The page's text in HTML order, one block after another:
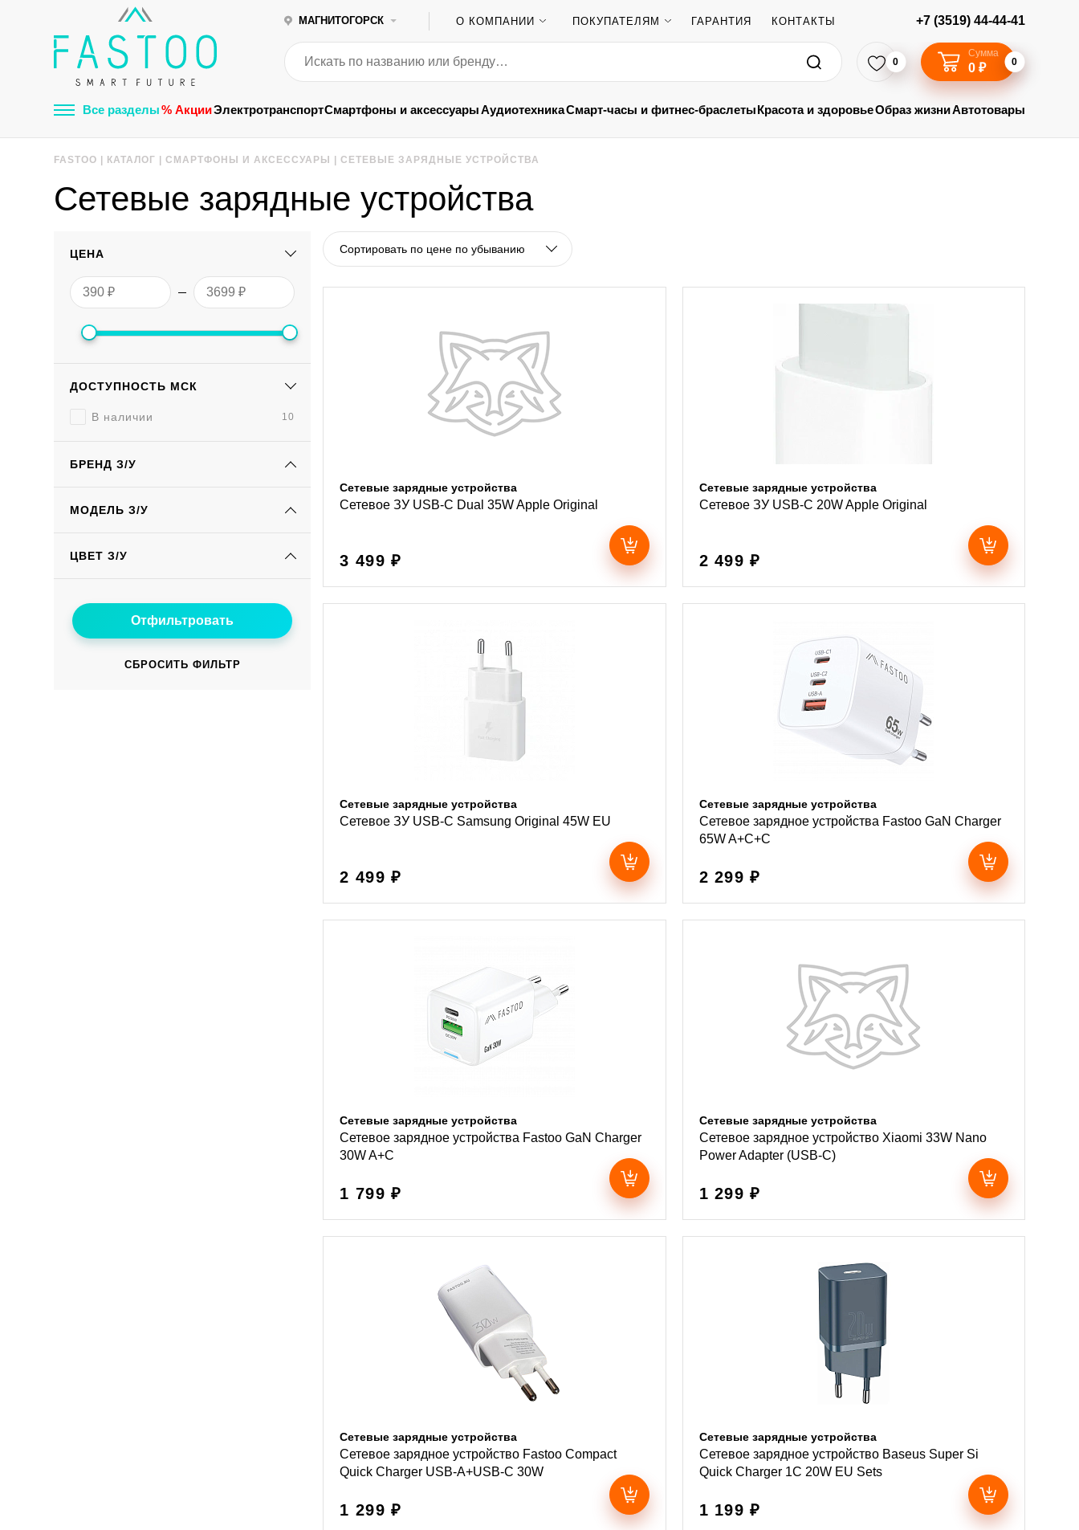
МАГНИТОГОРСК О КОМПАНИИ ПОКУПАТЕЛЯМ ГАРАНТИЯ КОНТАКТЫ +7 (3519) 44-44-41
0
Сумма
0 ₽ 0
Все разделы% АкцииЭлектротранспортСмартфоны и аксессуарыАудиотехникаСмарт-часы и фитнес-браслетыКрасота и здоровьеОбраз жизниАвтотовары
FASTOO КАТАЛОГ |СМАРТФОНЫ И АКСЕССУАРЫ |СЕТЕВЫЕ ЗАРЯДНЫЕ УСТРОЙСТВА
Сетевые зарядные устройства
ЦЕНА
ДОСТУПНОСТЬ МСК
В наличии 10
БРЕНД З/У
МОДЕЛЬ З/У
ЦВЕТ З/У
Сортировать по цене по убыванию
Сетевые зарядные устройства
Сетевое ЗУ USB-C Dual 35W Apple Original
3 499 ₽
Сетевые зарядные устройства
Сетевое ЗУ USB-C 20W Apple Original
2 499 ₽
Сетевые зарядные устройства
Сетевое ЗУ USB-C Samsung Original 45W EU
2 499 ₽
Сетевые зарядные устройства
Сетевое зарядное устройства Fastoo GaN Charger
65W A+C+C
2 299 ₽
Сетевые зарядные устройства
Сетевое зарядное устройства Fastoo GaN Charger
30W A+C
1 799 ₽
Сетевые зарядные устройства
Сетевое зарядное устройство Xiaomi 33W Nano
Power Adapter (USB-C)
1 299 ₽
Сетевые зарядные устройства
Сетевое зарядное устройство Fastoo Compact
Quick Charger USB-A+USB-C 30W
1 299 ₽
Сетевые зарядные устройства
Сетевое зарядное устройство Baseus Super Si
Quick Charger 1C 20W EU Sets
1 199 ₽